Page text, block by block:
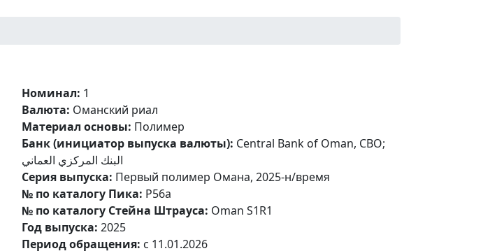
Номинал: 1
Валюта: Оманский риал
Материал основы: Полимер
Банк (инициатор выпуска валюты): Central Bank of Oman, CBO;
البنك المركزي العماني
Серия выпуска: Первый полимер Омана, 2025-н/время
№ по каталогу Пика: P56a
№ по каталогу Стейна Штрауса: Oman S1R1
Год выпуска: 2025
Период обращения: c 11.01.2026